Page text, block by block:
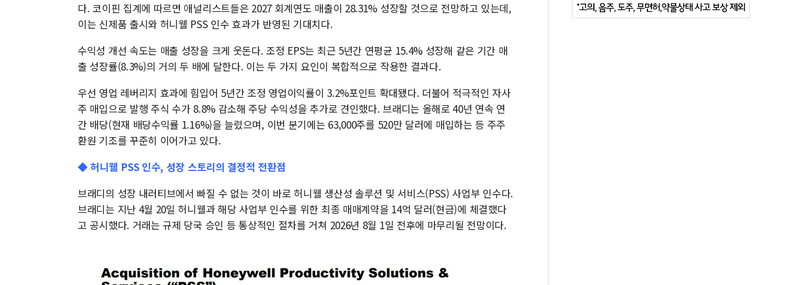
다. 코이핀 집계에 따르면 애널리스트들은 2027 회계연도 매출이 28.31% 성장할 것으로 전망하고 있는데,
이는 신제품 출시와 허니웰 PSS 인수 효과가 반영된 기대치다.
수익성 개선 속도는 매출 성장을 크게 웃돈다. 조정 EPS는 최근 5년간 연평균 15.4% 성장해 같은 기간 매
출 성장률(8.3%)의 거의 두 배에 달한다. 이는 두 가지 요인이 복합적으로 작용한 결과다.
우선 영업 레버리지 효과에 힘입어 5년간 조정 영업이익률이 3.2%포인트 확대됐다. 더불어 적극적인 자사
주 매입으로 발행 주식 수가 8.8% 감소해 주당 수익성을 추가로 견인했다. 브래디는 올해로 40년 연속 연
간 배당(현재 배당수익률 1.16%)을 늘렸으며, 이번 분기에는 63,000주를 520만 달러에 매입하는 등 주주
환원 기조를 꾸준히 이어가고 있다.
◆ 허니웰 PSS 인수, 성장 스토리의 결정적 전환점
브래디의 성장 내러티브에서 빠질 수 없는 것이 바로 허니웰 생산성 솔루션 및 서비스(PSS) 사업부 인수다.
브래디는 지난 4월 20일 허니웰과 해당 사업부 인수를 위한 최종 매매계약을 14억 달러(현금)에 체결했다
고 공시했다. 거래는 규제 당국 승인 등 통상적인 절차를 거쳐 2026년 8월 1일 전후에 마무리될 전망이다.